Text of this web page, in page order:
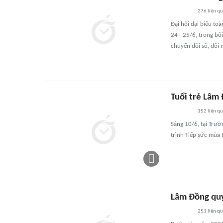
276 liên
Đại hội đại biểu
24 - 25/6, trong
chuyển đổi số, đổi
Tuổi trẻ Lâm
152 liên
Sáng 10/6, tại
trình Tiếp sức mùa
Lâm Đồng
251 liên